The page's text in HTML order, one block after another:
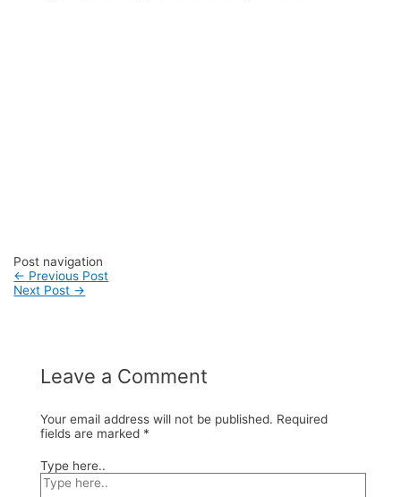
Post navigation
← Previous Post
Next Post →
Leave a Comment
Your email address will not be published. Required
fields are marked *
Type here..